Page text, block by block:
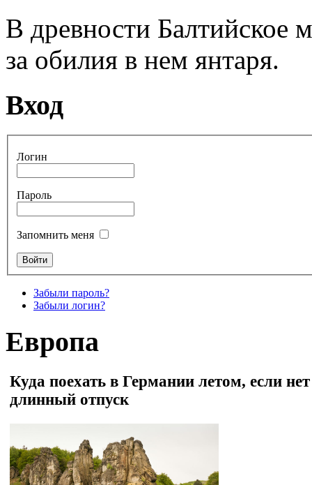
В древности Балтийское
за обилия в нем янтаря.
Вход
Логин
Пароль
Запомнить меня
Забыли пароль?
Забыли логин?
Европа
Куда поехать в Германии летом, если
длинный отпуск